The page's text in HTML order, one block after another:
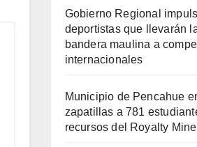
Gobierno Regional
deportistas que llevarán
bandera maulina a
internacionales
Municipio de Pencahue
zapatillas a 781
recursos del Royalty